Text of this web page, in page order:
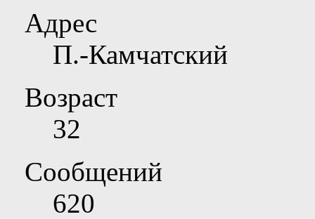
Адрес
П.-Камчатский
Возраст
32
Сообщений
620